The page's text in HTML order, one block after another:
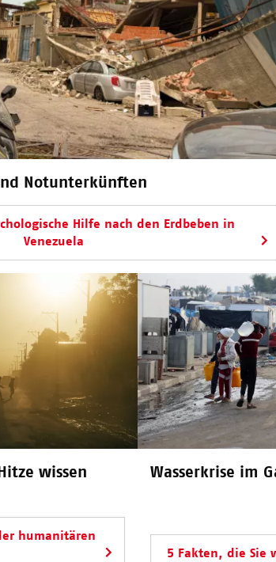
Notunterkünften
Hilfe nach den Erdbeben in
Venezuela
wissen
humanitären
Wasserkrise im
5 Fakten, die Sie